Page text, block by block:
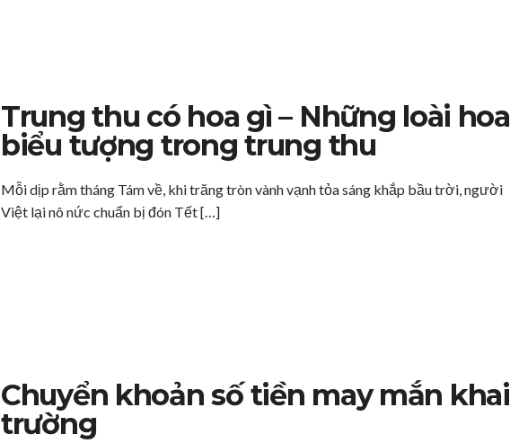
Trung thu có hoa gì – Những loài hoa
biểu tượng trong trung thu
Mỗi dịp rằm tháng Tám về, khi trăng tròn vành vạnh tỏa sáng khắp bầu trời, người
Việt lại nô nức chuẩn bị đón Tết […]
Chuyển khoản số tiền may mắn khai
trường